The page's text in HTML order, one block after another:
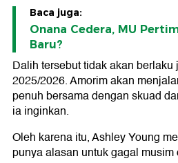
Baca juga:
Onana Cedera, MU
Baru?
Dalih tersebut tidak akan
2025/2026. Amorim akan
penuh bersama dengan skuad
ia inginkan.
Oleh karena itu, Ashley Young
punya alasan untuk gagal